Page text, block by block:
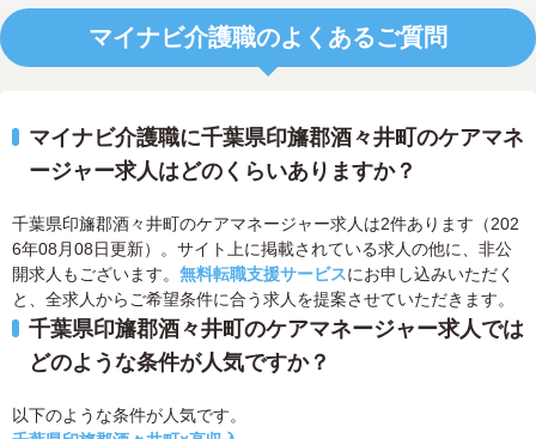
マイナビ介護職のよくあるご質問
マイナビ介護職に千葉県印旛郡酒々井町のケアマネ
ージャー求人はどのくらいありますか？
千葉県印旛郡酒々井町のケアマネージャー求人は2件あります（202
6年08月08日更新）。サイト上に掲載されている求人の他に、非公
開求人もございます。 無料転職支援サービスにお申し込みいただく
と、全求人からご希望条件に合う求人を提案させていただきます。
千葉県印旛郡酒々井町のケアマネージャー求人では
どのような条件が人気ですか？
以下のような条件が人気です。